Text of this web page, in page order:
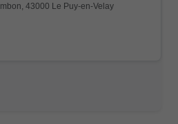
43000 Le Puy-en-Velay